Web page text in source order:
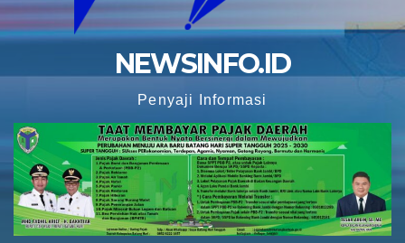
NEWSINFO.ID
Penyaji Informasi